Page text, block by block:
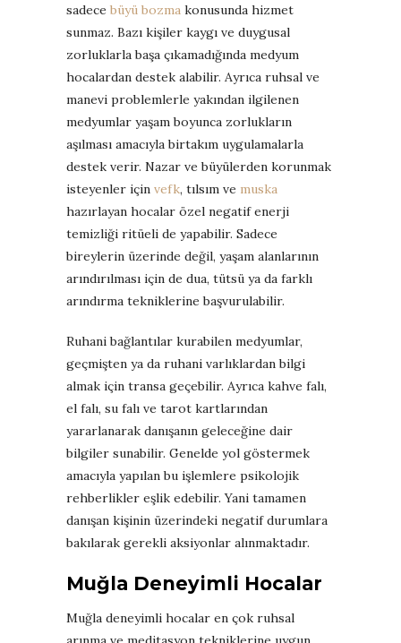
sadece büyü bozma konusunda hizmet
sunmaz. Bazı kişiler kaygı ve duygusal
zorluklarla başa çıkamadığında medyum
hocalardan destek alabilir. Ayrıca ruhsal ve
manevi problemlerle yakından ilgilenen
medyumlar yaşam boyunca zorlukların
aşılması amacıyla birtakım uygulamalarla
destek verir. Nazar ve büyülerden korunmak
isteyenler için vefk, tılsım ve muska
hazırlayan hocalar özel negatif enerji
temizliği ritüeli de yapabilir. Sadece
bireylerin üzerinde değil, yaşam alanlarının
arındırılması için de dua, tütsü ya da farklı
arındırma tekniklerine başvurulabilir.
Ruhani bağlantılar kurabilen medyumlar,
geçmişten ya da ruhani varlıklardan bilgi
almak için transa geçebilir. Ayrıca kahve falı,
el falı, su falı ve tarot kartlarından
yararlanarak danışanın geleceğine dair
bilgiler sunabilir. Genelde yol göstermek
amacıyla yapılan bu işlemlere psikolojik
rehberlikler eşlik edebilir. Yani tamamen
danışan kişinin üzerindeki negatif durumlara
bakılarak gerekli aksiyonlar alınmaktadır.
Muğla Deneyimli Hocalar
Muğla deneyimli hocalar en çok ruhsal